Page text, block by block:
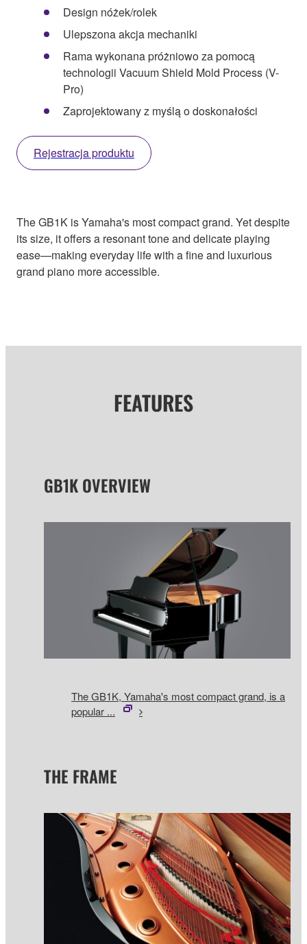
Design nóżek/rolek
Ulepszona akcja mechaniki
Rama wykonana próżniowo za pomocą
technologii Vacuum Shield Mold Process (V-
Pro)
Zaprojektowany z myślą o doskonałości
Rejestracja produktu
The GB1K is Yamaha's most compact grand. Yet despite
its size, it offers a resonant tone and delicate playing
ease—making everyday life with a fine and luxurious
grand piano more accessible.
FEATURES
GB1K OVERVIEW
The GB1K, Yamaha's most compact grand, is a
popular ...
THE FRAME